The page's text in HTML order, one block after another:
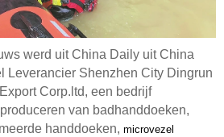
werd uit China Daily uit China
Leverancier Shenzhen City Dingrun
Corp.ltd, een bedrijf
van badhanddoeken,
handdoeken, microvezel